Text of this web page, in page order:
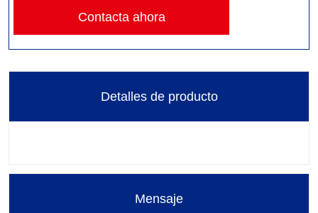
Contacta ahora
Detalles de producto
Mensaje